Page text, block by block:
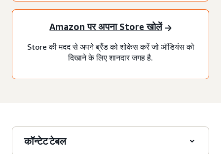
Amazon पर अपना Store खोलें
Store की मदद से अपने ब्रैंड को शोकेस करें जो ऑडियंस को
दिखाने के लिए शानदार जगह है.
कॉन्टेट टेबल